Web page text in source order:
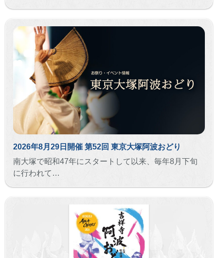
2026年8月29日開催 第52回 東京大塚阿波おどり
南大塚で昭和47年にスタートして以来、毎年8月下旬
に行われて…